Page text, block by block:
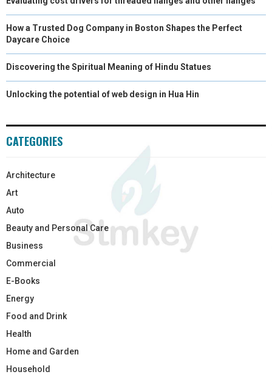
How a Trusted Dog Company in Boston Shapes the Perfect
Daycare Choice
Discovering the Spiritual Meaning of Hindu Statues
Unlocking the potential of web design in Hua Hin
CATEGORIES
Architecture
Art
Auto
Beauty and Personal Care
Business
Commercial
E-Books
Energy
Food and Drink
Health
Home and Garden
Household